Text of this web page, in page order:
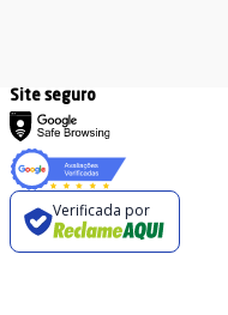
Site seguro
Verificada por